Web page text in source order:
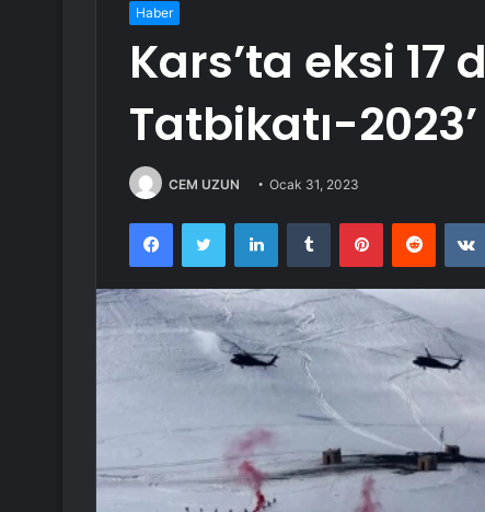
Haber
Kars’ta eksi 17
Tatbikatı-2023’
CEM UZUN Ocak 31, 2023
FacebookTwitter LinkedInTumblr PinterestReddit